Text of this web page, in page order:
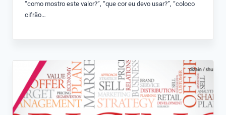
“como mostro este valor?”, “que cor eu devo usar?”, “coloco
cifrão…